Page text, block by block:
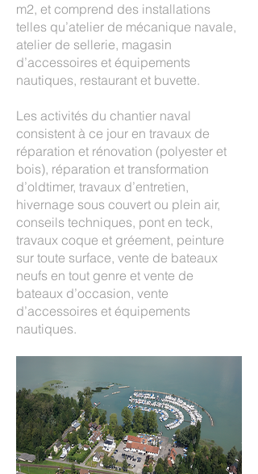
m2, et comprend des installations
telles qu’atelier de mécanique navale,
atelier de sellerie, magasin
d’accessoires et équipements
nautiques, restaurant et buvette.
Les activités du chantier naval
consistent à ce jour en travaux de
réparation et rénovation (polyester et
bois), réparation et transformation
d’oldtimer, travaux d’entretien,
hivernage sous couvert ou plein air,
conseils techniques, pont en teck,
travaux coque et gréement, peinture
sur toute surface, vente de bateaux
neufs en tout genre et vente de
bateaux d’occasion, vente
d’accessoires et équipements
nautiques.